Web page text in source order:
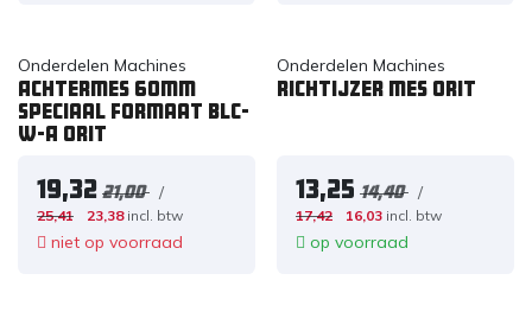
Onderdelen Machines
Achtermes 60mm
speciaal formaat BLC-
W-A ORIT
19,32 21,00 /
25,41 23,38 incl. btw
niet op voorraad
Onderdelen Machines
Richtijzer mes ORIT
13,25 14,40 /
17,42 16,03 incl. btw
op voorraad